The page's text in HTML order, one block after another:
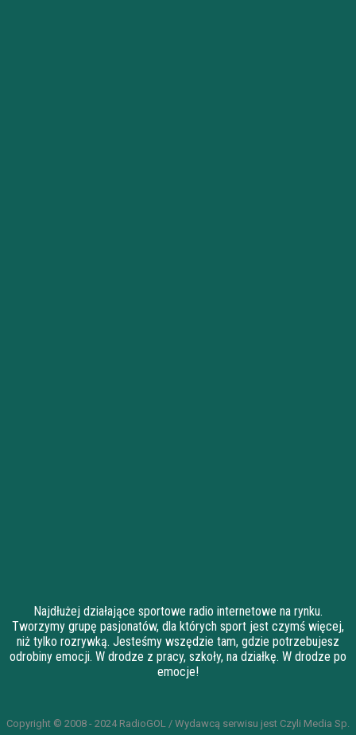
Najdłużej działające sportowe radio internetowe na rynku.
Tworzymy grupę pasjonatów, dla których sport jest czymś więcej,
niż tylko rozrywką. Jesteśmy wszędzie tam, gdzie potrzebujesz
odrobiny emocji. W drodze z pracy, szkoły, na działkę. W drodze po
emocje!
Copyright © 2008 - 2024 RadioGOL / Wydawcą serwisu jest Czyli Media Sp.